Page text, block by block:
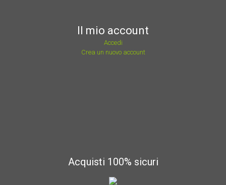
Il mio account
Accedi
Crea un nuovo account
Acquisti 100% sicuri